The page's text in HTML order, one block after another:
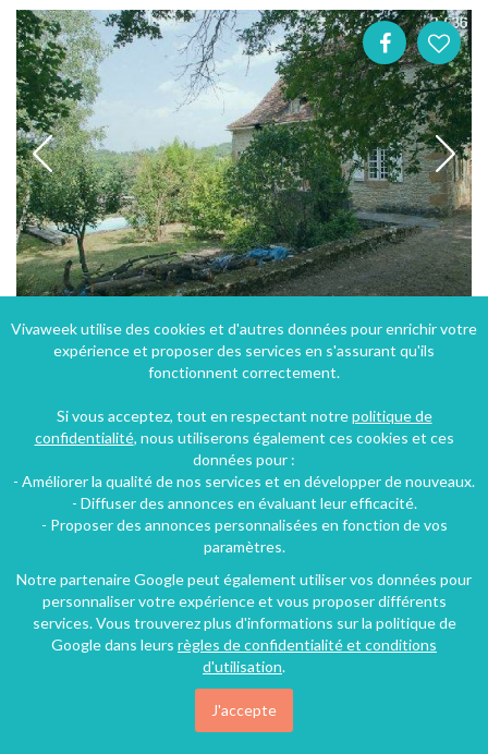
Maison - Villa
3 chambres 6 personnes
163€/nuit
Vivaweek utilise des cookies et d'autres données pour enrichir votre
expérience et proposer des services en s'assurant qu'ils
fonctionnent correctement.
Si vous acceptez, tout en respectant notrepolitique de
confidentialité, nous utiliserons également ces cookies et ces
données pour :
- Améliorer la qualité de nos services et en développer de nouveaux.
- Diffuser des annonces en évaluant leur efficacité.
- Proposer des annonces personnalisées en fonction de vos
paramètres.
Notre partenaire Google peut également utiliser vos données pour
personnaliser votre expérience et vous proposer différents
services. Vous trouverez plus d'informations sur la politique de
Google dans leurs règles de confidentialité et conditions
d'utilisation.
J'accepte